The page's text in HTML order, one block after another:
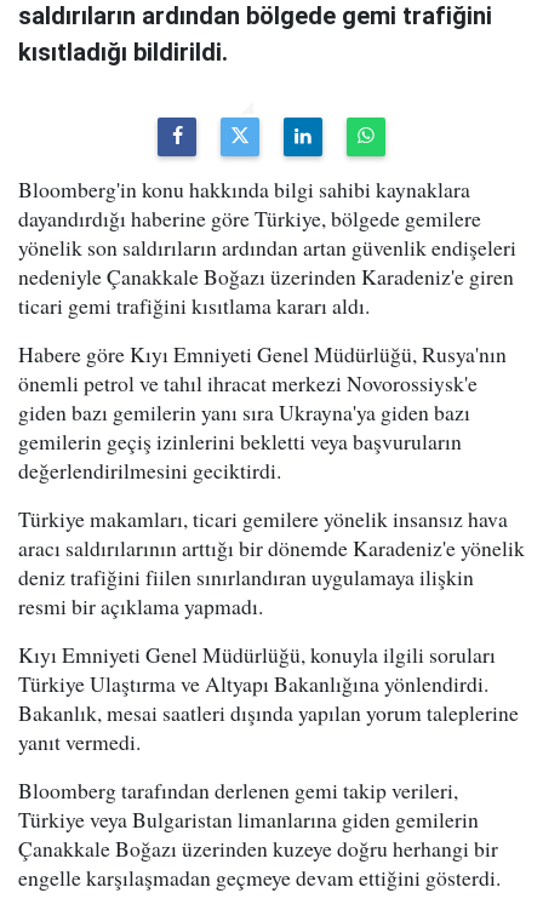
saldırıların ardından bölgede gemi trafiğini
kısıtladığı bildirildi.
Bloomberg'in konu hakkında bilgi sahibi kaynaklara
dayandırdığı haberine göre Türkiye, bölgede gemilere
yönelik son saldırıların ardından artan güvenlik endişeleri
nedeniyle Çanakkale Boğazı üzerinden Karadeniz'e giren
ticari gemi trafiğini kısıtlama kararı aldı.
Habere göre Kıyı Emniyeti Genel Müdürlüğü, Rusya'nın
önemli petrol ve tahıl ihracat merkezi Novorossiysk'e
giden bazı gemilerin yanı sıra Ukrayna'ya giden bazı
gemilerin geçiş izinlerini bekletti veya başvuruların
değerlendirilmesini geciktirdi.
Türkiye makamları, ticari gemilere yönelik insansız hava
aracı saldırılarının arttığı bir dönemde Karadeniz'e yönelik
deniz trafiğini fiilen sınırlandıran uygulamaya ilişkin
resmi bir açıklama yapmadı.
Kıyı Emniyeti Genel Müdürlüğü, konuyla ilgili soruları
Türkiye Ulaştırma ve Altyapı Bakanlığına yönlendirdi.
Bakanlık, mesai saatleri dışında yapılan yorum taleplerine
yanıt vermedi.
Bloomberg tarafından derlenen gemi takip verileri,
Türkiye veya Bulgaristan limanlarına giden gemilerin
Çanakkale Boğazı üzerinden kuzeye doğru herhangi bir
engelle karşılaşmadan geçmeye devam ettiğini gösterdi.